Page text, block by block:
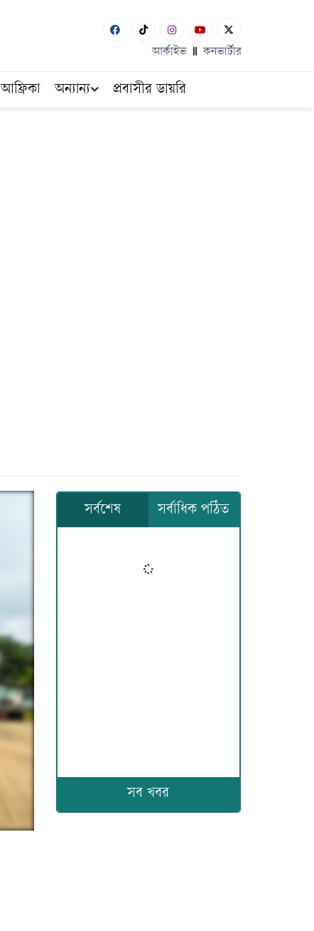
আর্কাইভ কনভার্টার
আফ্রিকা অন্যান্য প্রবাসীর ডায়রি
সর্বশেষ সর্বাধিক পঠিত
সব খবর